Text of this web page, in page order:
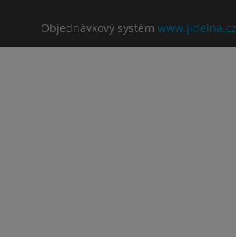
Objednávkový systém www.jidelna.cz